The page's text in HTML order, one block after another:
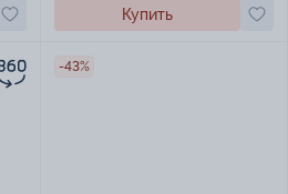
Купить
-43%